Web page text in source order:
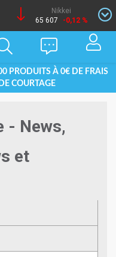
Nikkei
65 607
-0,12 %
PRODUITS À 0€ DE FRAIS
DE COURTAGE
- News,
et